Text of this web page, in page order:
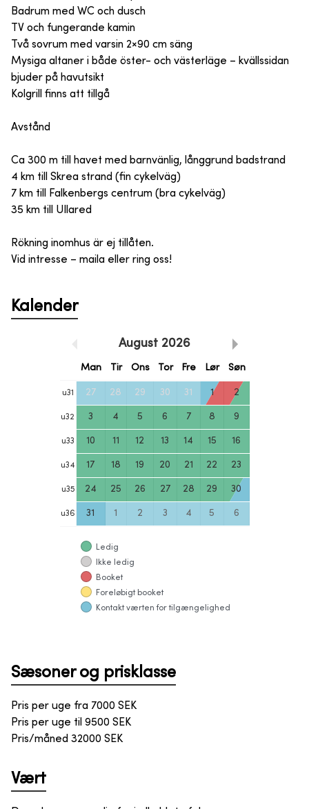
Badrum med WC och dusch
TV och fungerande kamin
Två sovrum med varsin 2×90 cm säng
Mysiga altaner i både öster- och västerläge – kvällssidan
bjuder på havutsikt
Kolgrill finns att tillgå
Avstånd
Ca 300 m till havet med barnvänlig, långgrund badstrand
4 km till Skrea strand (fin cykelväg)
7 km till Falkenbergs centrum (bra cykelväg)
35 km till Ullared
Rökning inomhus är ej tillåten.
Vid intresse – maila eller ring oss!
Kalender
August 2026
Man Tir Ons Tor Fre Lør Søn
u31 27 28 29 30 31 1 2
u32 3 4 5 6 7 8 9
u33 10 11 12 13 14 15 16
u34 17 18 19 20 21 22 23
u35 24 25 26 27 28 29 30
u36 31 1 2 3 4 5 6
Ledig
Ikke ledig
Booket
Foreløbigt booket
Kontakt værten for tilgængelighed
Sæsoner og prisklasse
Pris per uge fra 7000 SEK
Pris per uge til 9500 SEK
Pris/måned 32000 SEK
Vært